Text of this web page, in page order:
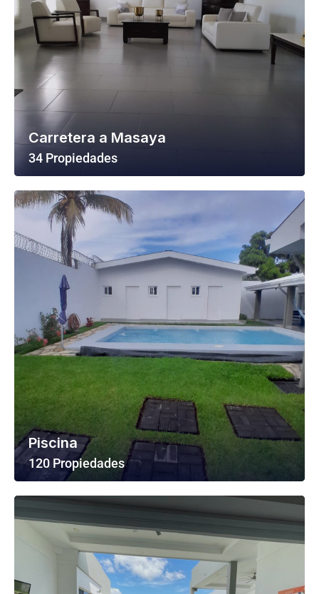
Carretera a Masaya
34 Propiedades
Ver Todas Las Propiedades
Piscina
120 Propiedades
Ver Todas Las Propiedades